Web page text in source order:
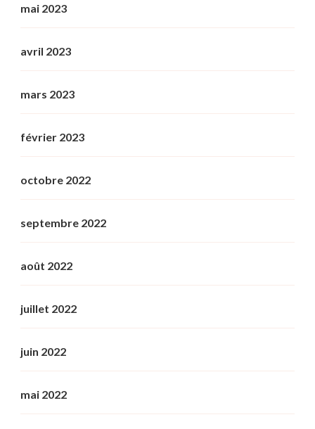
mai 2023
avril 2023
mars 2023
février 2023
octobre 2022
septembre 2022
août 2022
juillet 2022
juin 2022
mai 2022